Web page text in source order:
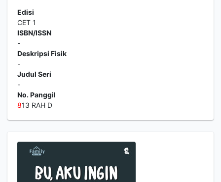
Edisi
CET 1
ISBN/ISSN
-
Deskripsi Fisik
-
Judul Seri
-
No. Panggil
813 RAH D